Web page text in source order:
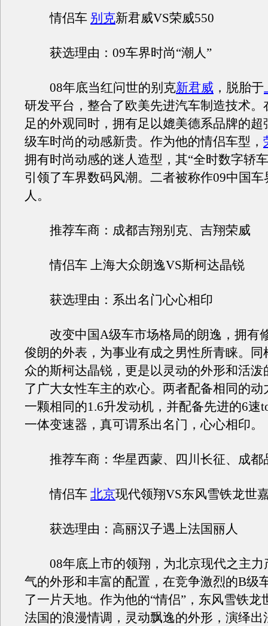
情侣车 别克新君威VS荣威550
获选理由：09车界时尚“潮人”
08年底当红问世的别克新君威 ，脱胎于
研发平台，整合了欧美先进汽车制造技术。
足的外观同时，拥有足以媲美德系品牌的超
级车时尚的动感新贵。作为他的情侣车型，
拥有时尚动感的迷人造型，其“全时数字轿
引领了车界数码风潮。二者被称作09中国车
人。
推荐车商：成都吉翔别克、吉翔荣威
情侣车 上海大众朗逸VS斯柯达晶锐
获选理由：系出名门心心相印
改变中国A级车市场格局的朗逸，拥有
俊朗的外表，为事业有成之男性所青睐。同
众的斯柯达晶锐，更是以灵动的外形和活泼
了广大女性车主的欢心。两者配备相同的动
一颗相同的1.6升发动机，并配备先进的6速
一体变速器，真可谓系出名门，心心相印。
推荐车商：华星西蒙、四川长征、成都
情侣车 北京现代领翔VS东风雪铁龙世
获选理由：高丽汉子遇上法国丽人
08年底上市的领翔，为北京现代之主力
气的外形和丰富的配置，在竞争激烈的B级
了一片天地。作为他的“情侣”，东风雪铁龙
法国的浪漫情调，灵动飘逸的外形，演绎出